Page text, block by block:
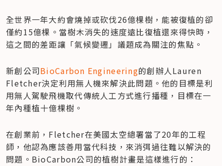
全世界一年大約會燒掉或砍伐26億棵樹，能被復植的卻
僅約15億棵。當樹木消失的速度遠比復植還來得快時，
這之間的差距讓「氣候變遷」議題成為關注的焦點。
新創公司BioCarbon Engineering的創辦人Lauren
Fletcher決定利用無人機來解決此問題。他的目標是利
用無人駕駛飛機取代傳統人工方式進行播種，目標在一
年內種植十億棵樹。
在創業前，Fletcher在美國太空總署當了20年的工程
師，他認為應該善用當代科技，來消弭過往難以解決的
問題。BioCarbon公司的植樹計畫是這樣進行的：